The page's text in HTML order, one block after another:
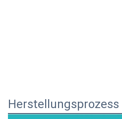
Herstellungsprozess